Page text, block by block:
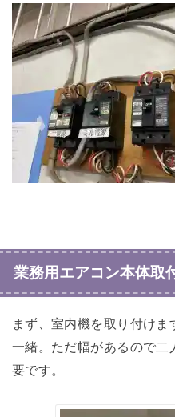
業務用エアコン本体取
まず、室内機を取り付け
一緒。ただ幅があるので
要です。